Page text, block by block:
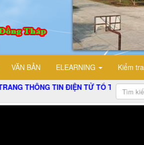
VĂN BẢN ELEARNING Kiểm
TIN ĐIỆN TỬ TỔ TIN HỌC TRƯỜNG